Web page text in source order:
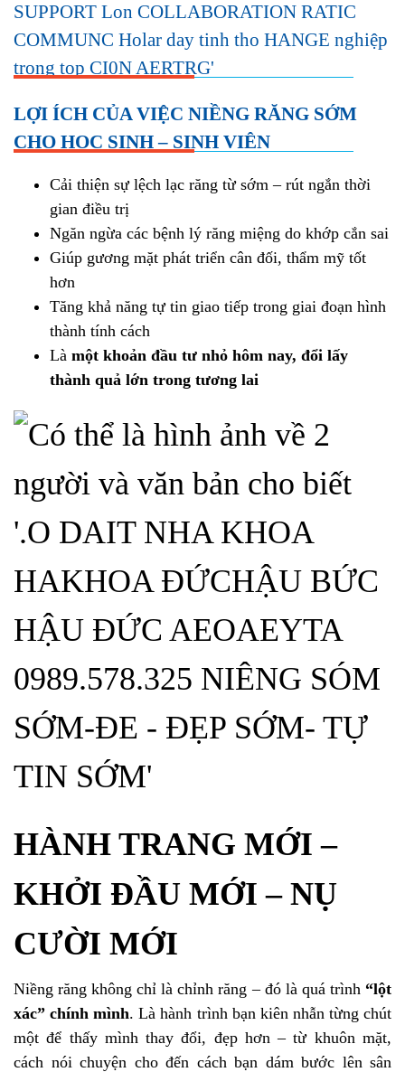
LỢI ÍCH CỦA VIỆC NIỀNG RĂNG SỚM
CHO HỌC SINH – SINH VIÊN
Cải thiện sự lệch lạc răng từ sớm – rút ngắn thời
gian điều trị
Ngăn ngừa các bệnh lý răng miệng do khớp cắn sai
Giúp gương mặt phát triển cân đối, thẩm mỹ tốt
hơn
Tăng khả năng tự tin giao tiếp trong giai đoạn hình
thành tính cách
Là một khoản đầu tư nhỏ hôm nay, đổi lấy
thành quả lớn trong tương lai
HÀNH TRANG MỚI –
KHỞI ĐẦU MỚI – NỤ
CƯỜI MỚI
Niềng răng không chỉ là chỉnh răng – đó là quá trình “lột
xác” chính mình. Là hành trình bạn kiên nhẫn từng chút
một để thấy mình thay đổi, đẹp hơn – từ khuôn mặt,
cách nói chuyện cho đến cách bạn dám bước lên sân